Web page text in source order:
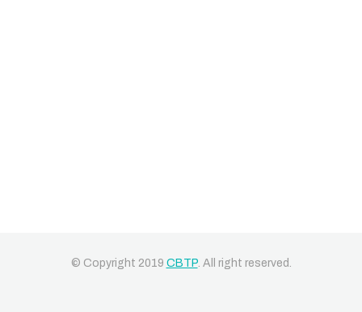
© Copyright 2019 CBTP. All right reserved.